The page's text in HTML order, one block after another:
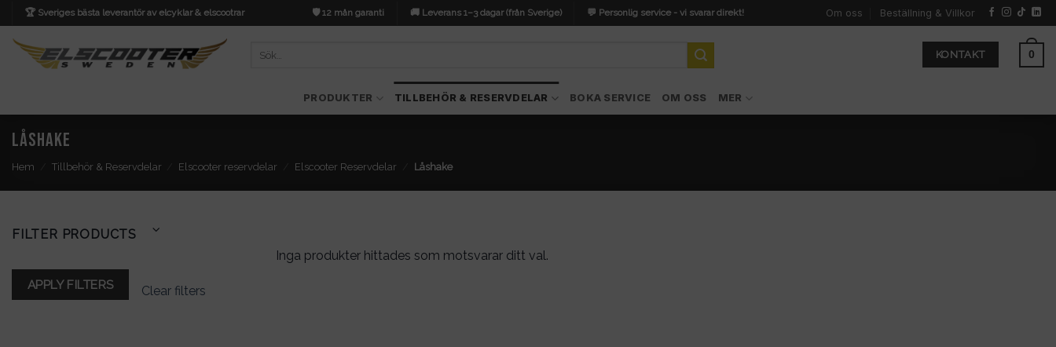
to
content
🏆 Sveriges bästa leverantör av elcyklar & elscootrar 🛡️ 12 mån garanti 🚚 Leverans 1–3 dagar (från Sverige) 💬 Personlig service - vi svarar direkt! Om oss Beställning & Villkor
KONTAKT 0
PRODUKTER TILLBEHÖR & RESERVDELAR BOKA SERVICE OM OSS MER
Låshake
Hem Tillbehör & Reservdelar Elscooter reservdelar Elscooter Reservdelar Låshake
FILTER PRODUCTS
APPLY FILTERS Clear filters
Inga produkter hittades som motsvarar ditt val.